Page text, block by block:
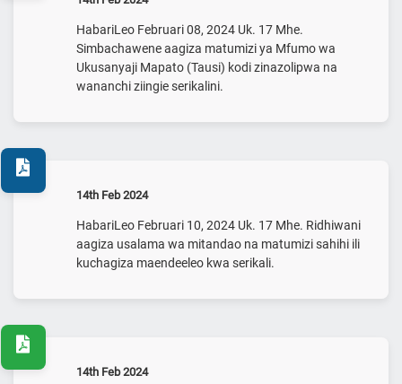
HabariLeo Februari 08, 2024 Uk. 17 Mhe.
Simbachawene aagiza matumizi ya Mfumo wa
Ukusanyaji Mapato (Tausi) kodi zinazolipwa na
wananchi ziingie serikalini.
14th Feb 2024
HabariLeo Februari 10, 2024 Uk. 17 Mhe. Ridhiwani
aagiza usalama wa mitandao na matumizi sahihi ili
kuchagiza maendeeleo kwa serikali.
14th Feb 2024